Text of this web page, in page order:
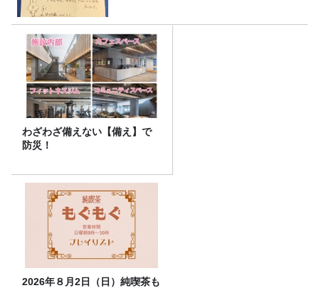
わざわざ備えない【備え】で
防災！
2026年８月2日（日）純喫茶も